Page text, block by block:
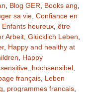
Blog GER Books ang
sa vie Confiance en
Enfants heureux être
Arbeit Glücklich Leben
, Happy and healthy at
Happy
hochsensibel
français Leben
programmes francais